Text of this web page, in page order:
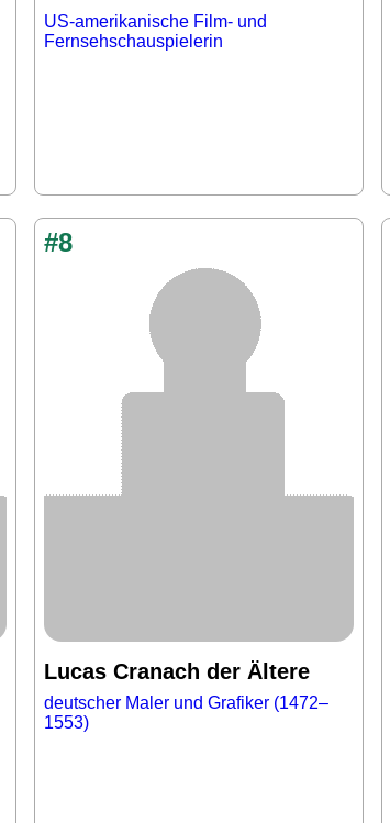
US-amerikanische Film- und
Fernsehschauspielerin
#8
Lucas Cranach der Ältere
deutscher Maler und Grafiker (1472–
1553)